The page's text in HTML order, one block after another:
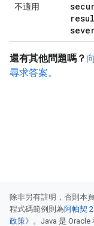
不適用
還有其他問題嗎？
尋求答案。
除非另有註明，否則本
程式碼範例則為阿帕契
政策》。Java 是 Oracle